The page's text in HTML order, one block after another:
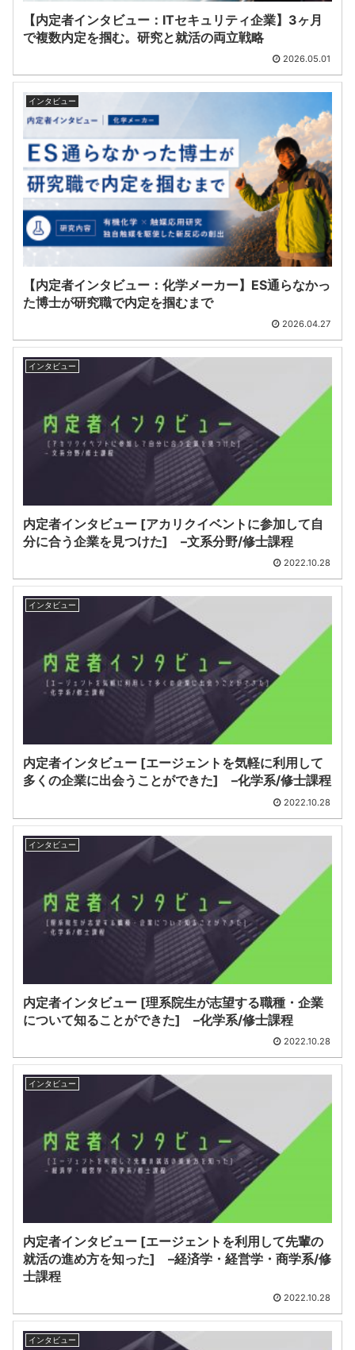
【内定者インタビュー：ITセキュリティ企業】3ヶ月
で複数内定を掴む。研究と就活の両立戦略
2026.05.01
インタビュー
【内定者インタビュー：化学メーカー】ES通らなかっ
た博士が研究職で内定を掴むまで
2026.04.27
インタビュー
内定者インタビュー [アカリクイベントに参加して自
分に合う企業を見つけた] –文系分野/修士課程
2022.10.28
インタビュー
内定者インタビュー [エージェントを気軽に利用して
多くの企業に出会うことができた] –化学系/修士課程
2022.10.28
インタビュー
内定者インタビュー [理系院生が志望する職種・企業
について知ることができた] –化学系/修士課程
2022.10.28
インタビュー
内定者インタビュー [エージェントを利用して先輩の
就活の進め方を知った] –経済学・経営学・商学系/修
士課程
2022.10.28
インタビュー